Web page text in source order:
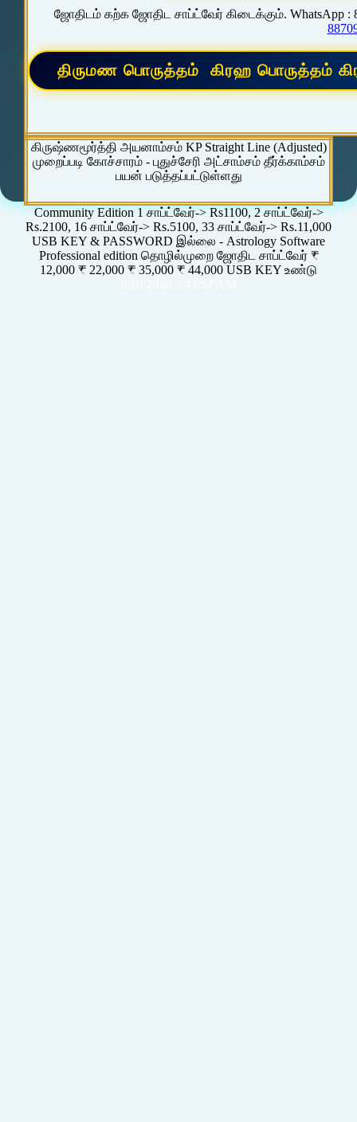
ஜோதிடம் கற்க ஜோதிட சாப்ட்வேர் கிடைக்கும். WhatsApp :
கிருஷ்ணமூர்த்தி அயனாம்சம் KP Straight Line (Adjusted)
முறைப்படி கோச்சாரம் - புதுச்சேரி அட்சாம்சம் தீர்க்காம்சம்
பயன் படுத்தப்பட்டுள்ளது
Community Edition 1 சாப்ட்வேர்-> Rs1100, 2 சாப்ட்வேர்->
Rs.2100, 16 சாப்ட்வேர்-> Rs.5100, 33 சாப்ட்வேர்-> Rs.11,000
USB KEY & PASSWORD இல்லை - Astrology Software
Professional edition தொழில்முறை ஜோதிட சாப்ட்வேர் ₹
12,000 ₹ 22,000 ₹ 35,000 ₹ 44,000 USB KEY உண்டு